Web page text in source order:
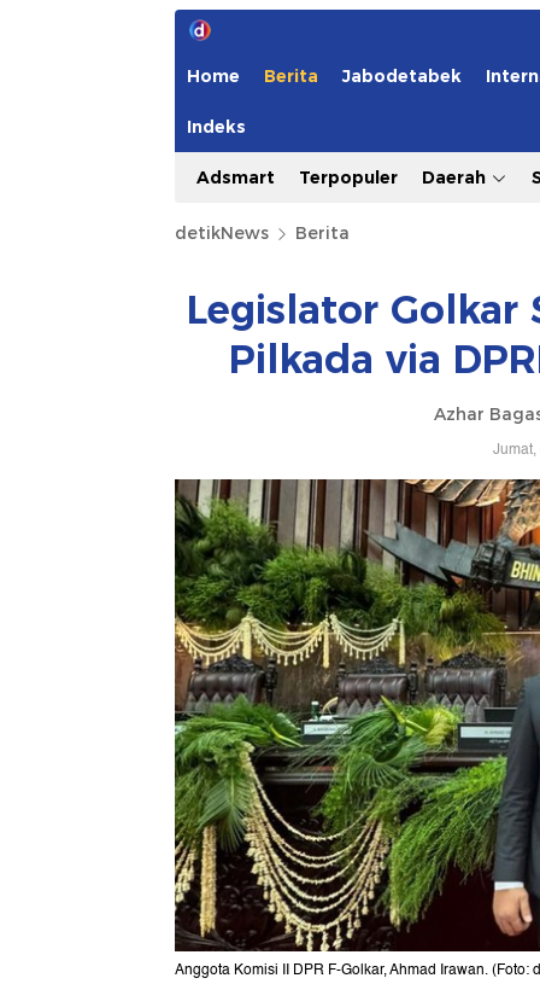
Home Berita Jabodetabek
Indeks
Adsmart Terpopuler Daerah
detikNews Berita
Legislator Golkar
Pilkada via
Azhar
Anggota Komisi II DPR F-Golkar, Ahmad Irawan. (Foto: